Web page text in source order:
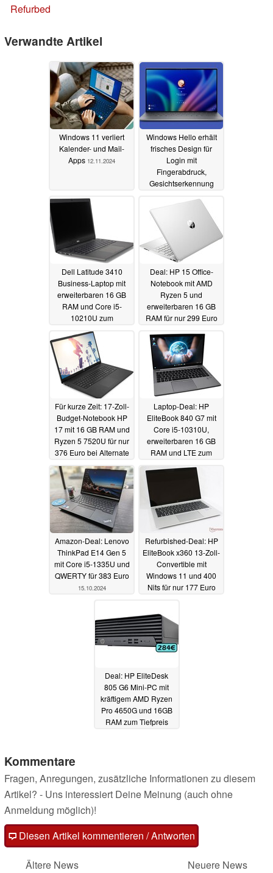
Refurbed
Verwandte Artikel
Windows 11 verliert
Kalender- und Mail-
Apps 12.11.2024
Windows Hello erhält
frisches Design für
Login mit
Fingerabdruck,
Gesichtserkennung
Dell Latitude 3410
Business-Laptop mit
erweiterbaren 16 GB
RAM und Core i5-
10210U zum
Refurbished-Sparpreis
17.10.2024
Deal: HP 15 Office-
Notebook mit AMD
Ryzen 5 und
erweiterbaren 16 GB
RAM für nur 299 Euro
Für kurze Zeit: 17-Zoll-
Budget-Notebook HP
17 mit 16 GB RAM und
Ryzen 5 7520U für nur
376 Euro bei Alternate
17.10.2024
Laptop-Deal: HP
EliteBook 840 G7 mit
Core i5-10310U,
erweiterbaren 16 GB
RAM und LTE zum
Refurbished-Sparpreis
Amazon-Deal: Lenovo
ThinkPad E14 Gen 5
mit Core i5-1335U und
QWERTY für 383 Euro
15.10.2024
Refurbished-Deal: HP
EliteBook x360 13-Zoll-
Convertible mit
Windows 11 und 400
Nits für nur 177 Euro
Deal: HP EliteDesk
805 G6 Mini-PC mit
kräftigem AMD Ryzen
Pro 4650G und 16GB
RAM zum Tiefpreis
Kommentare
Fragen, Anregungen, zusätzliche Informationen zu diesem
Artikel? - Uns interessiert Deine Meinung (auch ohne
Anmeldung möglich)!
Diesen Artikel kommentieren / Antworten
Ältere News
Neuere News